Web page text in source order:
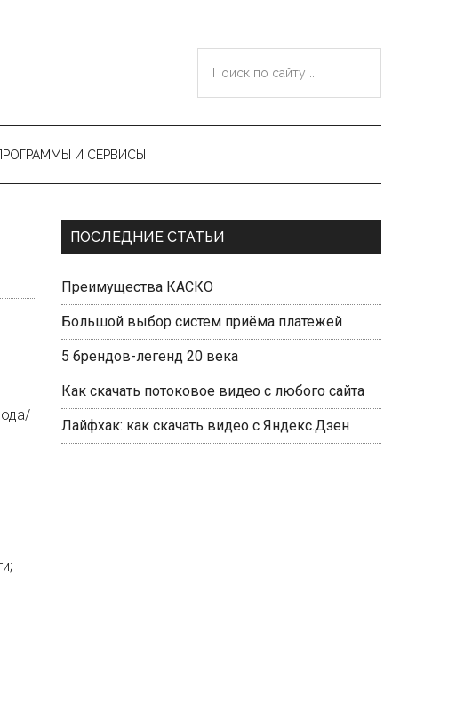
...
И СЕРВИСЫ
Primary
ПОСЛЕДНИЕ СТАТЬИ
Преимущества КАСКО
Большой выбор систем приёма платежей
5 брендов-легенд 20 века
Как скачать потоковое видео с любого сайта
Лайфхак: как скачать видео с Яндекс.Дзен